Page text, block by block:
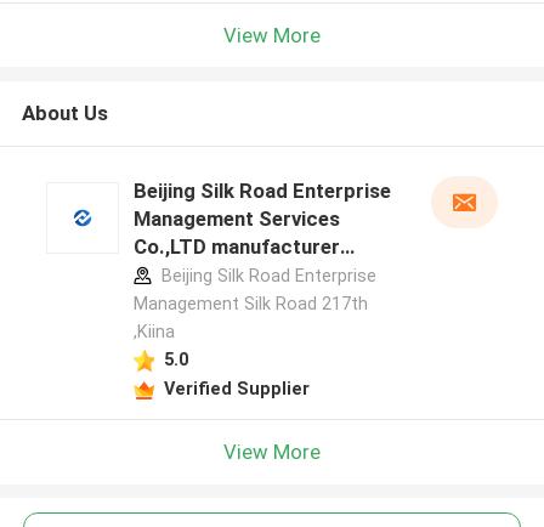
View More
About Us
Beijing Silk Road Enterprise
Management Services
Co.,LTD manufacturer
profileBeijing Silk Road Enterprise
Management Silk Road 217th
,Kiina
5.0
Verified Supplier
View More